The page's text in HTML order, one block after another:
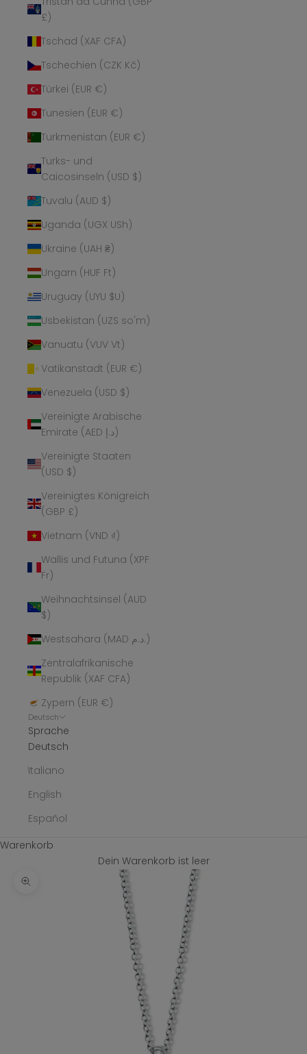
£)
Tschad (XAF CFA)
Tschechien (CZK Kč)
Türkei (EUR €)
Tunesien (EUR €)
Turkmenistan (EUR €)
Turks- und
Caicosinseln (USD $)
Tuvalu (AUD $)
Uganda (UGX USh)
Ukraine (UAH ₴)
Ungarn (HUF Ft)
Uruguay (UYU $U)
Usbekistan (UZS so'm)
Vanuatu (VUV Vt)
Vatikanstadt (EUR €)
Venezuela (USD $)
Vereinigte Arabische
Emirate (AED د.إ)
Vereinigte Staaten
(USD $)
Vereinigtes Königreich
(GBP £)
Vietnam (VND ₫)
Wallis und Futuna (XPF
Fr)
Weihnachtsinsel (AUD
$)
Westsahara (MAD د.م.)
Zentralafrikanische
Republik (XAF CFA)
Zypern (EUR €)
Deutsch
Sprache
Deutsch
Italiano
English
Español
Warenkorb
Dein Warenkorb ist leer
Bild vergrößern